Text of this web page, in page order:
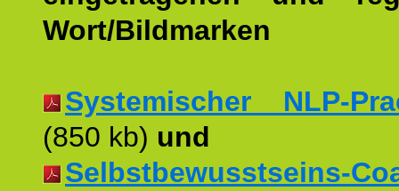
Wort/Bildmarken
Systemischer NLP-
(850 kb) und
Selbstbewusstseins-